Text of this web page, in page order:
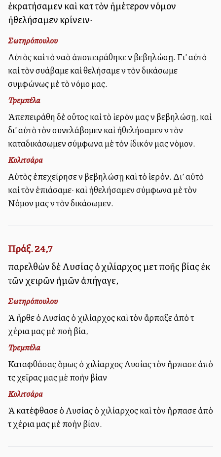
ἐκρατήσαμεν καὶ κατὰ τὸν ἡμέτερον νόμον
ἠθελήσαμεν κρίνειν·
Σωτηρόπουλου
Αὐτὸς καὶ τὸ ναὸ ἀποπειράθηκε νὰ βεβηλώσῃ. Γι’ αὐτὸ
καὶ τὸν συλλάβαμε καὶ θελήσαμε νὰ τὸν δικάσωμε
συμφώνως μὲ τὸ νόμο μας.
Τρεμπέλα
Ἀπεπειράθη δὲ οὗτος καὶ τὸ ἱερόν μας νὰ βεβηλώσῃ, καὶ
δι’ αὐτὸ τὸν συνελάβομεν καὶ ἠθελήσαμεν νὰ τὸν
καταδικάσωμεν σύμφωνα μὲ τὸν ἰδικόν μας νόμον.
Κολιτσάρα
Αὐτὸς ἐπεχείρησε νὰ βεβηλώσῃ καὶ τὸ ἱερόν. Δι’ αὐτὸ
καὶ τὸν ἐπιάσαμε· καὶ ἠθελήσαμεν σύμφωνα μὲ τὸν
Νόμον μας νὰ τὸν δικάσωμεν.
Πράξ. 24,7
παρελθὼν δὲ Λυσίας ὁ χιλίαρχος μετὰ πολλῆς βίας ἐκ
τῶν χειρῶν ἡμῶν ἀπήγαγε,
Σωτηρόπουλου
Ἀλλὰ ἦρθε ὁ Λυσίας ὁ χιλίαρχος καὶ τὸν ἅρπαξε ἀπὸ τὰ
χέρια μας μὲ πολλὴ βία,
Τρεμπέλα
Καταφθάσας ὅμως ὁ χιλίαρχος Λυσίας τὸν ἥρπασε ἀπὸ
τὰς χεῖρας μας μὲ πολλὴν βίαν
Κολιτσάρα
Ἀλλὰ κατέφθασε ὁ Λυσίας ὁ χιλίαρχος καὶ τὸν ἥρπασε ἀπὸ
τὰ χέρια μας μὲ πολλὴν βίαν.